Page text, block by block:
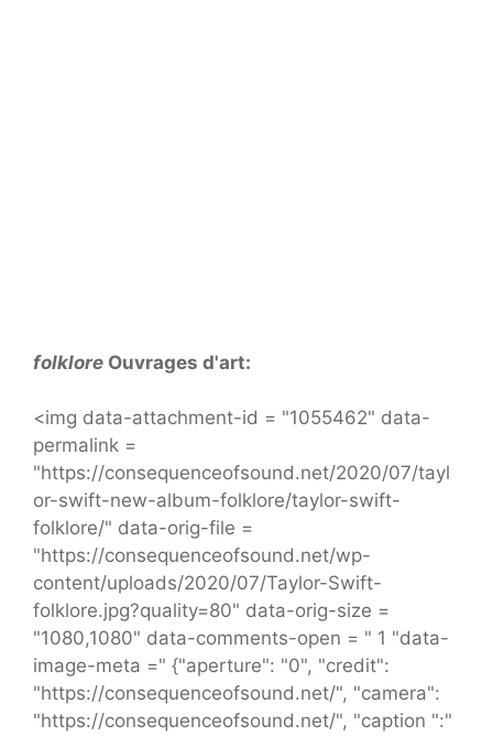
folklore Ouvrages d'art:
<img data-attachment-id = "1055462" data-
permalink =
"https://consequenceofsound.net/2020/07/tayl
or-swift-new-album-folklore/taylor-swift-
folklore/" data-orig-file =
"https://consequenceofsound.net/wp-
content/uploads/2020/07/Taylor-Swift-
folklore.jpg?quality=80" data-orig-size =
"1080,1080" data-comments-open = " 1 "data-
image-meta =" {"aperture": "0", "credit":
"https://consequenceofsound.net/", "camera":
"https://consequenceofsound.net/", "caption ":"